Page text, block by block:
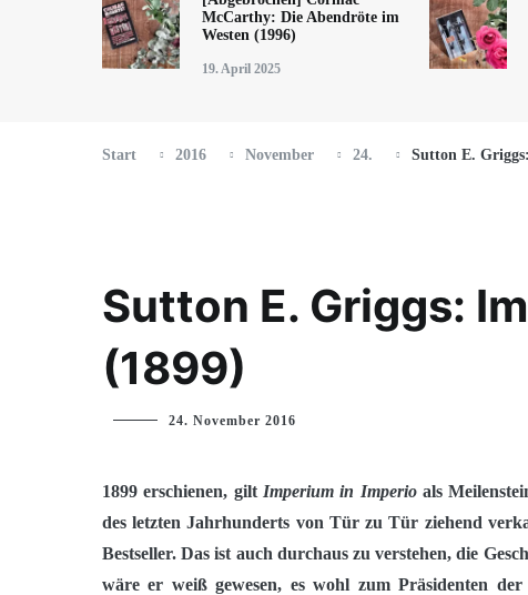
McCarthy: Die Abendröte im
Westen (1996)
19. April 2025
Start 2016 November 24. Sutton E.
Sutton E. Griggs:
(1899)
Jana 24. November 2016
1899 erschienen, gilt Imperium in Imperioals
des letzten Jahrhunderts von Tür zu Tür ziehend
Bestseller. Das ist auch durchaus zu verstehen, die
wäre er weiß gewesen, es wohl zum Präsidenten